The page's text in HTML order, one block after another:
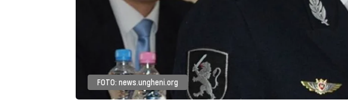
FOTO: news.ungheni.org